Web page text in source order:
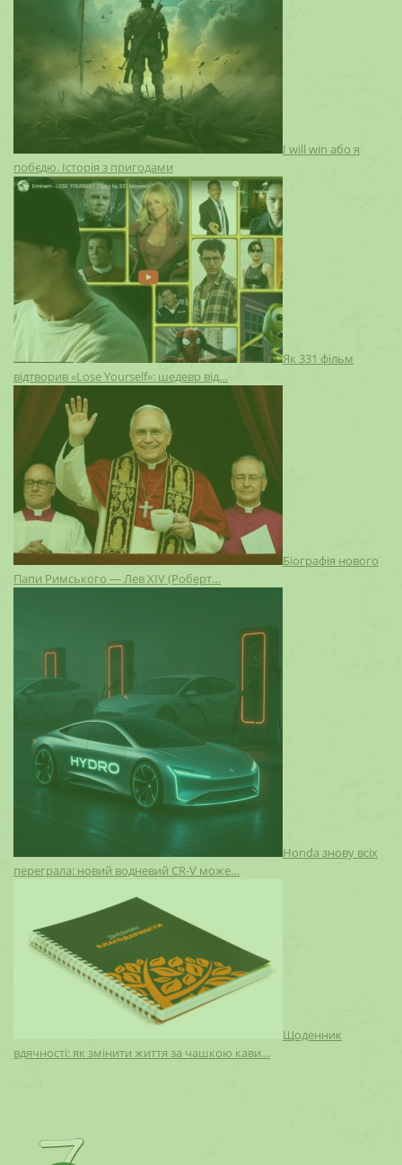
I will win або я
побєдю. Історія з пригодами
Як 331 фільм
відтворив «Lose Yourself»: шедевр від…
Біографія нового
Папи Римського — Лев XIV (Роберт…
Honda знову всіх
переграла: новий водневий CR-V може…
Щоденник
вдячності: як змінити життя за чашкою кави…